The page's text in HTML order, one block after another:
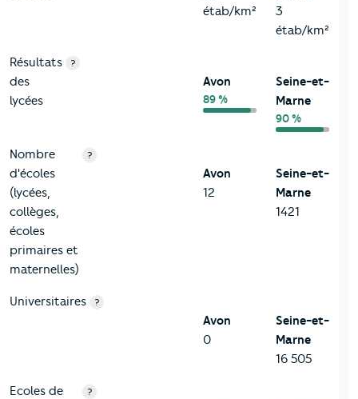
étab/km²
3
étab/km²
Résultats
des
lycées
?
Avon
89 %
Seine-et-
Marne
90 %
Nombre
d'écoles
(lycées,
collèges,
écoles
primaires et
maternelles)
?
Avon
12
Seine-et-
Marne
1421
Universitaires ?
Avon
0
Seine-et-
Marne
16 505
Ecoles de
?